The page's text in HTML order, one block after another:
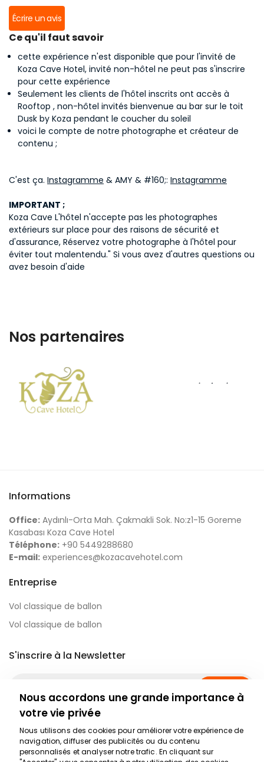
Écrire un avis
Ce qu'il faut savoir
cette expérience n'est disponible que pour l'invité de
Koza Cave Hotel, invité non-hôtel ne peut pas s'inscrire
pour cette expérience
Seulement les clients de l'hôtel inscrits ont accès à
Rooftop , non-hôtel invités bienvenue au bar sur le toit
Dusk by Koza pendant le coucher du soleil
voici le compte de notre photographe et créateur de
contenu ;
C'est ça. Instagramme & AMY & #160;: Instagramme
IMPORTANT ;
Koza Cave L'hôtel n'accepte pas les photographes
extérieurs sur place pour des raisons de sécurité et
d'assurance, Réservez votre photographe à l'hôtel pour
éviter tout malentendu." Si vous avez d'autres questions ou
avez besoin d'aide
Nos partenaires
Informations
Office: Aydınlı-Orta Mah. Çakmakli Sok. No:z1-15 Goreme
Kasabası Koza Cave Hotel
Téléphone: +90 5449288680
E-mail: experiences@kozacavehotel.com
Entreprise
Vol classique de ballon
Vol classique de ballon
S'inscrire à la Newsletter
Réseaux sociaux
Nous accordons une grande importance à
votre vie privée
Nous utilisons des cookies pour améliorer votre expérience de
navigation, diffuser des publicités ou du contenu
personnalisés et analyser notre trafic. En cliquant sur